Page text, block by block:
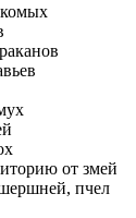
от змей
пчел